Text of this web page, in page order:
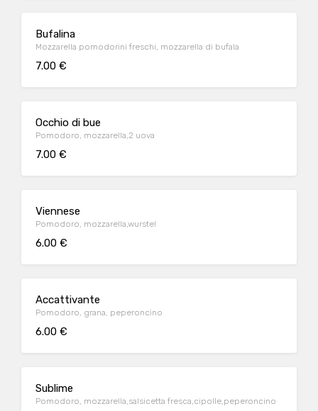
Bufalina
Mozzarella pomodorini freschi, mozzarella di bufala
7.00 €
Occhio di bue
Pomodoro, mozzarella,2 uova
7.00 €
Viennese
Pomodoro, mozzarella,wurstel
6.00 €
Accattivante
Pomodoro, grana, peperoncino
6.00 €
Sublime
Pomodoro, mozzarella,salsicetta fresca,cipolle,peperoncino